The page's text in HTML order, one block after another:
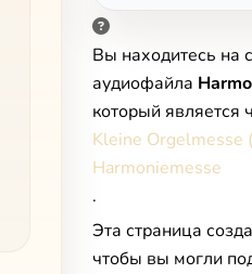
Вы находитесь на
аудиофайла
который является
Kleine Orgelmesse
Harmoniemesse
.
Эта страница
чтобы вы могли